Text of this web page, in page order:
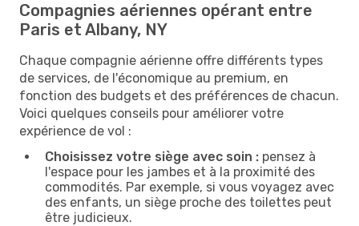
Compagnies aériennes opérant entre
Paris et Albany, NY
Chaque compagnie aérienne offre différents types
de services, de l'économique au premium, en
fonction des budgets et des préférences de chacun.
Voici quelques conseils pour améliorer votre
expérience de vol :
Choisissez votre siège avec soin : pensez à
l'espace pour les jambes et à la proximité des
commodités. Par exemple, si vous voyagez avec
des enfants, un siège proche des toilettes peut
être judicieux.